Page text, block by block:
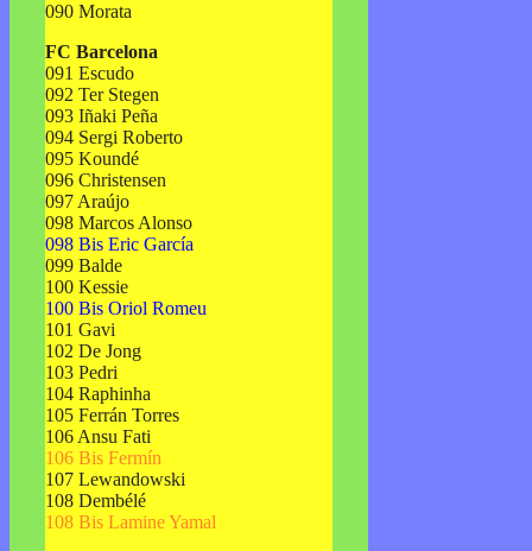
090 Morata
FC Barcelona
091 Escudo
092 Ter Stegen
093 Iñaki Peña
094 Sergi Roberto
095 Koundé
096 Christensen
097 Araújo
098 Marcos Alonso
098 Bis Eric García
099 Balde
100 Kessie
100 Bis Oriol Romeu
101 Gavi
102 De Jong
103 Pedri
104 Raphinha
105 Ferrán Torres
106 Ansu Fati
106 Bis Fermín
107 Lewandowski
108 Dembélé
108 Bis Lamine Yamal